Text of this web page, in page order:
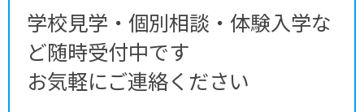
学校見学・個別相談・体験入学な
ど随時受付中です
お気軽にご連絡ください